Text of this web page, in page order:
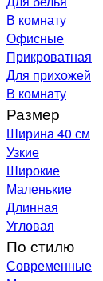
В комнату
Офисные
Прикроватная
Для прихожей
В комнату
Размер
Ширина 40 см
Узкие
Широкие
Маленькие
Длинная
Угловая
По стилю
Современные